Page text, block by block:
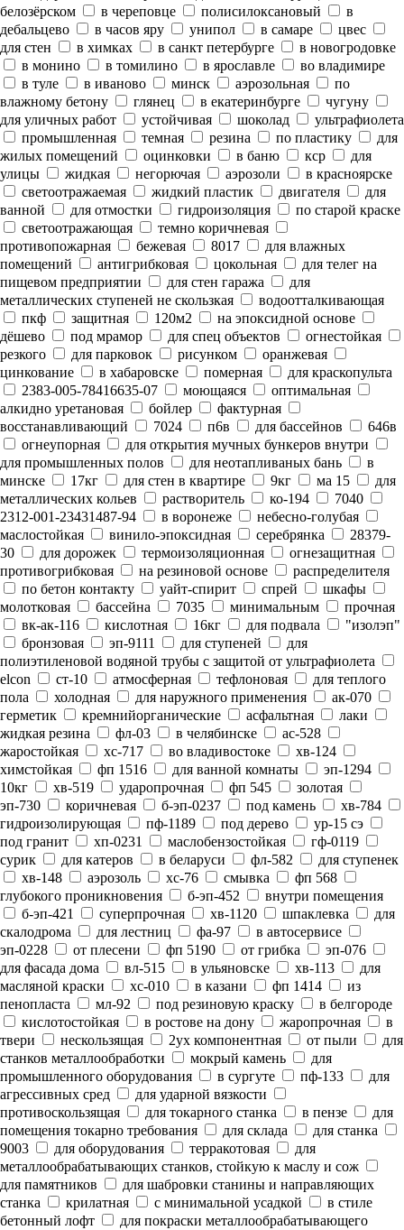
белозёрском
в череповце полисилоксановый
в
дебальцево
в часов яру унипол в самаре
цвес
для стен
в химках в санкт петербурге
в новогродовке
в монино
в томилино в ярославле
во владимире
в туле
в иваново минск аэрозольная
по
влажному бетону
глянец в екатеринбурге
чугуну
для уличных работ
устойчивая шоколад
ультрафиолета
промышленная
темная резина по пластику
для
жилых помещений
оцинковки в баню кср
для
улицы
жидкая негорючая аэрозоли
в красноярске
светоотражаемая
жидкий пластик двигателя
для
ванной
для отмостки гидроизоляция
по старой краске
светоотражающая
темно коричневая
противопожарная
бежевая 8017
для влажных
помещений
антигрибковая цокольная
для телег на
пищевом предприятии
для стен гаража
для
металлических ступеней не скользкая
водоотталкивающая
пкф
защитная 120м2
на эпоксидной основе
дёшево
под мрамор для спец объектов
огнестойкая
резкого
для парковок рисунком
оранжевая
цинкование
в хабаровске померная
для краскопульта
2383-005-78416635-07
моющаяся
оптимальная
алкидно уретановая
бойлер
фактурная
восстанавливающий
7024 п6в для бассейнов
646в
огнеупорная
для открытия мучных бункеров внутри
для промышленных полов
для неотапливаных бань
в
минске
17кг для стен в квартире 9кг ма 15
для
металлических кольев
растворитель ко-194
7040
2312-001-23431487-94
в воронеже
небесно-голубая
маслостойкая
винило-эпоксидная серебрянка
28379-
30
для дорожек термоизоляционная
огнезащитная
противогрибковая
на резиновой основе
распределителя
по бетон контакту
уайт-спирит спрей
шкафы
молотковая
бассейна 7035 минимальным
прочная
вк-ак-116
кислотная 16кг для подвала
"изолэп"
бронзовая
эп-9111 для ступеней
для
полиэтиленовой водяной трубы с защитой от ультрафиолета
elcon
ст-10 атмосферная тефлоновая
для теплого
пола
холодная для наружного применения
ак-070
герметик
кремнийорганические асфальтная
лаки
жидкая резина
фл-03 в челябинске
ас-528
жаростойкая
хс-717 во владивостоке
хв-124
химстойкая
фп 1516 для ванной комнаты
эп-1294
10кг
хв-519 ударопрочная фп 545
золотая
эп-730
коричневая б-эп-0237 под камень
хв-784
гидроизолирующая
пф-1189 под дерево
ур-15 сэ
под гранит
хп-0231 маслобензостойкая
гф-0119
сурик
для катеров в беларуси фл-582
для ступенек
хв-148
аэрозоль хс-76 смывка
фп 568
глубокого проникновения
б-эп-452
внутри помещения
б-эп-421
суперпрочная хв-1120 шпаклевка
для
скалодрома
для лестниц фа-97
в автосервисе
эп-0228
от плесени фп 5190 от грибка
эп-076
для фасада дома
вл-515 в ульяновске хв-113
для
масляной краски
хс-010 в казани фп 1414
из
пенопласта
мл-92 под резиновую краску
в белгороде
кислотостойкая
в ростове на дону жаропрочная
в
твери
нескользящая 2ух компонентная от пыли
для
станков металлообработки
мокрый камень
для
промышленного оборудования
в сургуте пф-133
для
агрессивных сред
для ударной вязкости
противоскользящая
для токарного станка в пензе
для
помещения токарно требования
для склада
для станка
9003
для оборудования терракотовая
для
металлообрабатывающих станков, стойкую к маслу и сож
для памятников
для шабровки станины и направляющих
станка
крилатная с минимальной усадкой
в стиле
бетонный лофт
для покраски металлообрабатывающего